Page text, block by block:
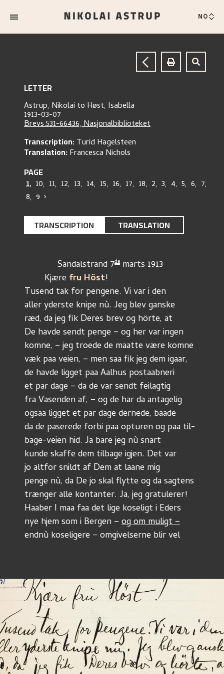
NO
LETTER
Astrup, Nikolai to Høst, Isabella
1913-03-07
Brevs.531-66436, Nasjonalbiblioteket
Transcription:Turid Hagelsteen
Translation:Francesca Nichols
PAGE
1, 10, 11, 12, 13, 14, 15, 16, 17, 18, 2, 3, 4, 5, 6, 7,
8, 9 ›
TRANSCRIPTION TRANSLATION
	     Sandalstrand 7
de marts 1913
        Kjære
fru Höst!
Tusend tak for pengene. Vi var i den
aller yderste knipe nù. Jeg blev ganske
ræd, da jeg fik Deres brev og hörte, at
De havde sendt penge – og her var ingen
komne, – jeg troede de maatte være komne
væk paa veien, – men saa fik jeg dem igaar,
de havde ligget paa Aalhus postaabneri
et par dage – da de var sendt feilagtig
fra Vasenden af, – og de har da antagelig
ogsaa ligget et par dage dernede, baade
da de paserede forbi paa opturen og paa til-
bage-veien hid. Ja bare jeg nù snart
kunde skaffe dem tilbage igjen. Det var
jo altfor snildt af Dem at laane mig
penge nù, da De jo skal flytte og da sagtens
trænger alle kontanter. Ja, jeg gratulerer!
Haaber I maa faa det lige koseligt i Eders
nye hjem som i Bergen – og om muligt –
endnù koseligere – omgivelserne blir vel